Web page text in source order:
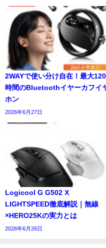
2WAYで使い分け自在！最大120
時間のBluetoothイヤーカフイ
ホン
2026年6月27日
Logicool G G502 X
LIGHTSPEED徹底解説｜無線
×HERO25Kの実力とは
2026年6月26日